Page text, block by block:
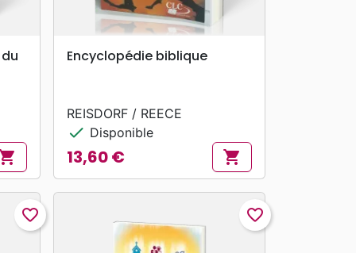
search APERÇU RAPIDE
Encyclopédie biblique
REISDORF / REECE
check Disponible
Prix
13,60 € shopping_cart
favorite_border favorite_border